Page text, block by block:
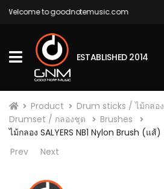
Welcome to goodnotemusic.com
ESTABLISHED 2014
Product
Drum sticks / ไม้กลอง
Drumset / กลองชุด
Brushes
ไม้กลอง SALYERS NB1 Nylon Brush (แส้)
Prev
Next